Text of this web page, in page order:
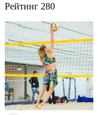
Рейтинг 280